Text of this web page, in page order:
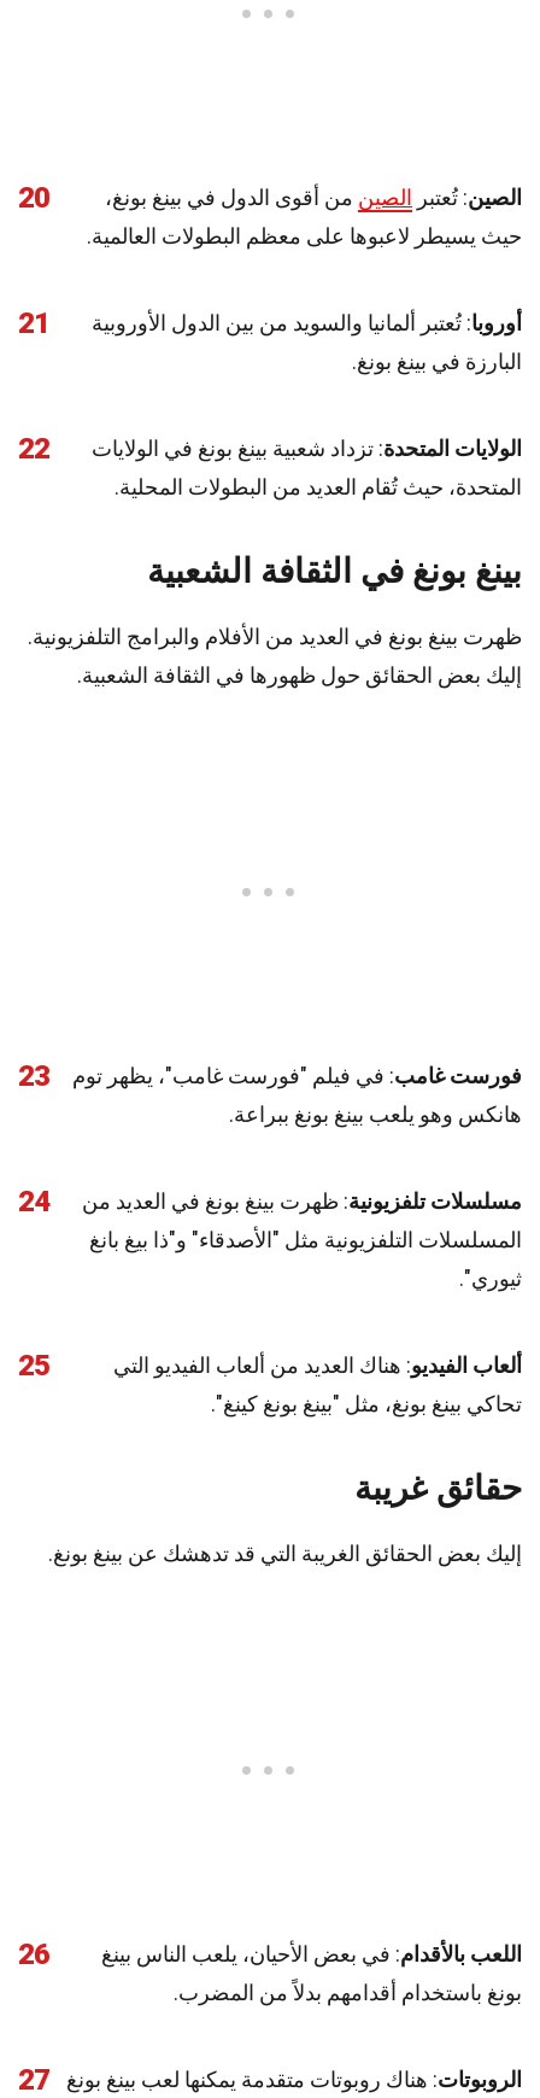
20 الصين: تُعتبر الصين من أقوى الدول في بينغ بونغ،
حيث يسيطر لاعبوها على معظم البطولات العالمية.
21 أوروبا: تُعتبر ألمانيا والسويد من بين الدول الأوروبية
البارزة في بينغ بونغ.
22 الولايات المتحدة: تزداد شعبية بينغ بونغ في الولايات
المتحدة، حيث تُقام العديد من البطولات المحلية.
بينغ بونغ في الثقافة الشعبية
ظهرت بينغ بونغ في العديد من الأفلام والبرامج التلفزيونية.
إليك بعض الحقائق حول ظهورها في الثقافة الشعبية.
23 فورست غامب: في فيلم "فورست غامب"، يظهر توم
هانكس وهو يلعب بينغ بونغ ببراعة.
24 مسلسلات تلفزيونية: ظهرت بينغ بونغ في العديد من
المسلسلات التلفزيونية مثل "الأصدقاء" و"ذا بيغ بانغ
ثيوري".
25 ألعاب الفيديو: هناك العديد من ألعاب الفيديو التي
تحاكي بينغ بونغ، مثل "بينغ بونغ كينغ".
حقائق غريبة
إليك بعض الحقائق الغريبة التي قد تدهشك عن بينغ بونغ.
26 اللعب بالأقدام: في بعض الأحيان، يلعب الناس بينغ
بونغ باستخدام أقدامهم بدلاً من المضرب.
27 الروبوتات: هناك روبوتات متقدمة يمكنها لعب بينغ بونغ